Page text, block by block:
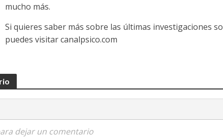
mucho más.
Si quieres saber más sobre las últimas investigaciones
puedes visitar canalpsico.com
dejar un comentario